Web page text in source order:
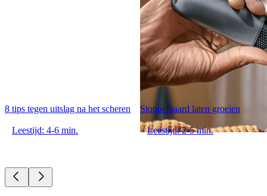
8 tips tegen uitslag na het scheren
Leestijd: 4-6 min.
Stoppelbaard laten groeien
Leestijd: 2-5 min.